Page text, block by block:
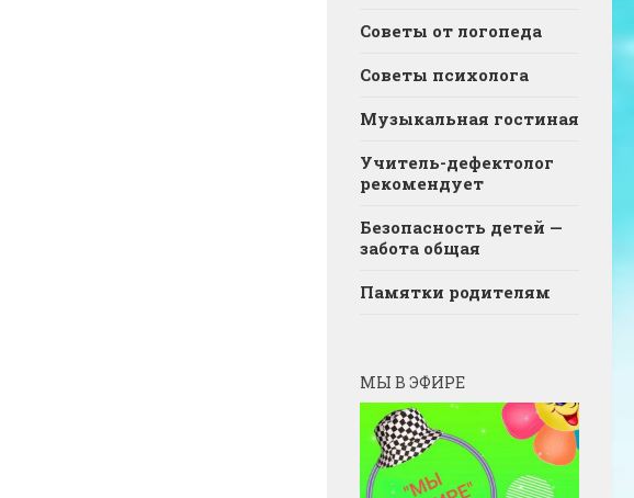
Советы от логопеда
Советы психолога
Музыкальная гостиная
Учитель-дефектолог
рекомендует
Безопасность детей —
забота общая
Памятки родителям
МЫ В ЭФИРЕ